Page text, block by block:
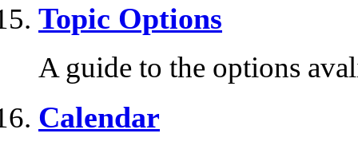
Topic Options
A guide to the options
Calendar